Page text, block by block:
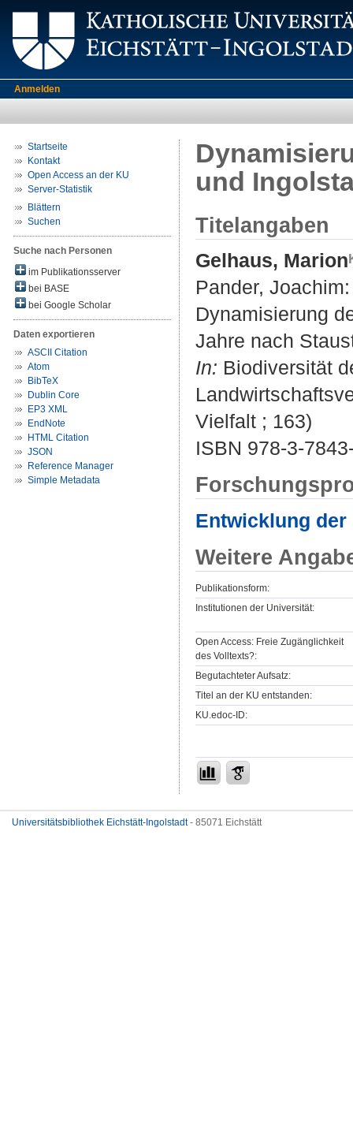
Anmelden
Startseite
Kontakt
Open Access an der KU
Server-Statistik
Blättern
Suchen
Suche nach Personen
im Publikationsserver
bei BASE
bei Google Scholar
Daten exportieren
ASCII Citation
Atom
BibTeX
Dublin Core
EP3 XML
EndNote
HTML Citation
JSON
Reference Manager
Simple Metadata
und
Titelangaben
Gelhaus, Marion
Pander, Joachim:
Dynamisierung
Jahre nach
In: Biodiversität
Vielfalt ; 163)
ISBN 978-3-
Entwicklung
Weitere
Publikationsform:
Institutionen der Universität:
Open Access: Freie Zugänglichkeit
des Volltexts?:
Begutachteter Aufsatz:
Titel an der KU entstanden:
KU.edoc-ID:
Universitätsbibliothek Eichstätt-Ingolstadt- 85071 Eichstätt